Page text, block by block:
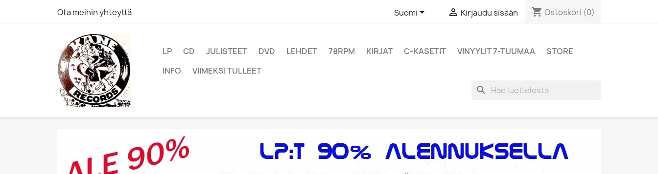
Ota meihin yhteyttä Suomi  Kirjaudu sisään shopping_cart Ostoskori (0)
LP CD JULISTEET DVD LEHDET 78RPM KIRJAT C-KASETIT VINYYLIT 7-TUUMAA
STORE
INFO
VIIMEKSI TULLEET
search